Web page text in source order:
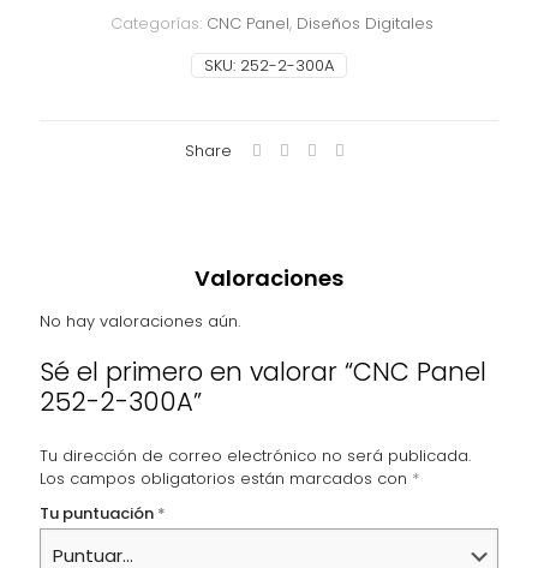
SKU: 252-2-300A
Categorías: CNC Panel, Diseños Digitales
Share
Valoraciones
No hay valoraciones aún.
Sé el primero en valorar “CNC Panel
252-2-300A”
Tu dirección de correo electrónico no será publicada.
Los campos obligatorios están marcados con *
Tu puntuación *